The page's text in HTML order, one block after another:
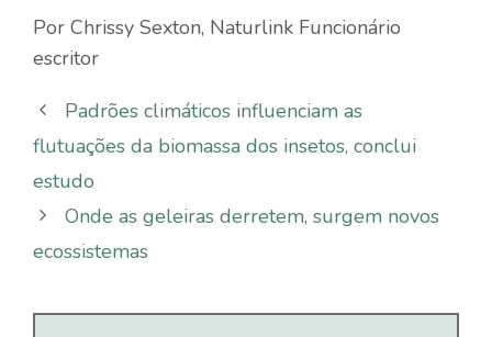
Por Chrissy Sexton, Naturlink Funcionário
escritor
Padrões climáticos influenciam as
flutuações da biomassa dos insetos, conclui
estudo
Onde as geleiras derretem, surgem novos
ecossistemas